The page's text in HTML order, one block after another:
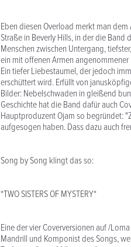
Eben diesen Overload merkt man dem
Straße in Beverly Hills, in der die
Menschen zwischen Untergang,
ein mit offenen Armen
Ein tiefer Liebestaumel, der jedoch
erschüttert wird. Erfüllt von
Bilder: Nebelschwaden in gleißend
Geschichte hat die Band dafür auch
Hauptproduzent Ojam so begründet:
aufgesogen haben. Dass dazu auch
Song by Song klingt das so:
*TWO SISTERS OF MYSTERY*
Eine der vier Coverversionen auf /
Mandrill und Komponist des Songs,